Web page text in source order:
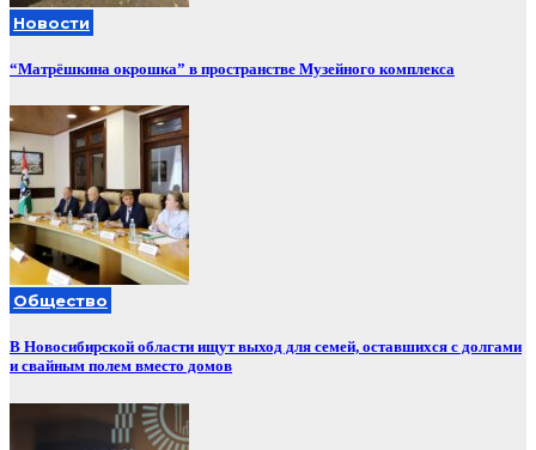
Новости
“Матрёшкина окрошка” в пространстве Музейного комплекса
Общество
В Новосибирской области ищут выход для семей, оставшихся с долгами
и свайным полем вместо домов